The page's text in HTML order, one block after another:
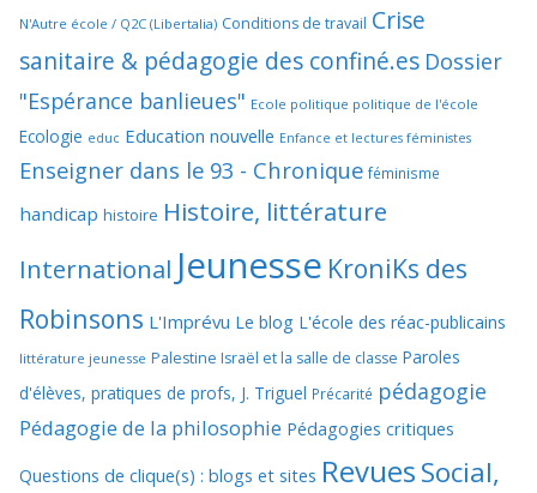
N'Autre école / Q2C (Libertalia) Conditions de travail Crise
sanitaire & pédagogie des confiné.es Dossier
"Espérance banlieues" Ecole politique politique de l'école
Ecologie educ Education nouvelle Enfance et lectures féministes
Enseigner dans le 93 - Chronique féminisme
handicap histoire Histoire, littérature
International Jeunesse KroniKs des
Robinsons L'Imprévu Le blog L'école des réac-publicains
littérature jeunesse Palestine Israël et la salle de classe Paroles
d'élèves, pratiques de profs, J. Triguel Précarité pédagogie
Pédagogie de la philosophie Pédagogies critiques
Questions de clique(s) : blogs et sites RevuesSocial,